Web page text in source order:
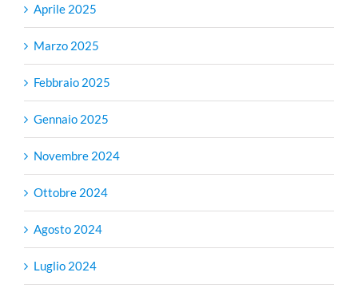
Aprile 2025
Marzo 2025
Febbraio 2025
Gennaio 2025
Novembre 2024
Ottobre 2024
Agosto 2024
Luglio 2024